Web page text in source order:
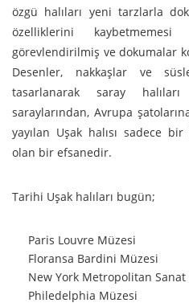
özgü halıları yeni tarzlarla
özelliklerini
görevlendirilmiş ve dokumalar
Desenler, nakkaşlar ve
tasarlanarak saray halıları
saraylarından, Avrupa
yayılan Uşak halısı sadece
olan bir efsanedir.
Tarihi Uşak halıları bugün;
Paris Louvre Müzesi
Floransa Bardini Müzesi
New York Metropolitan Sanat
Philedelphia Müzesi